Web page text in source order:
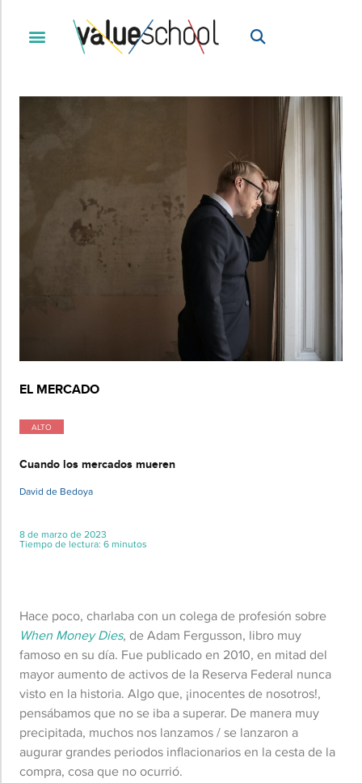
EL MERCADO
ALTO
​​Cuando los mercados mueren​
​David de Bedoya​
8 de marzo de 2023
Tiempo de lectura: 6 minutos
Hace poco, charlaba con un colega de profesión sobre
When Money Dies, de Adam Fergusson, libro muy
famoso en su día. Fue publicado en 2010, en mitad del
mayor aumento de activos de la Reserva Federal nunca
visto en la historia. Algo que, ¡inocentes de nosotros!,
pensábamos que no se iba a superar. De manera muy
precipitada, muchos nos lanzamos / se lanzaron a
augurar grandes periodos inflacionarios en la cesta de la
compra, cosa que no ocurrió.